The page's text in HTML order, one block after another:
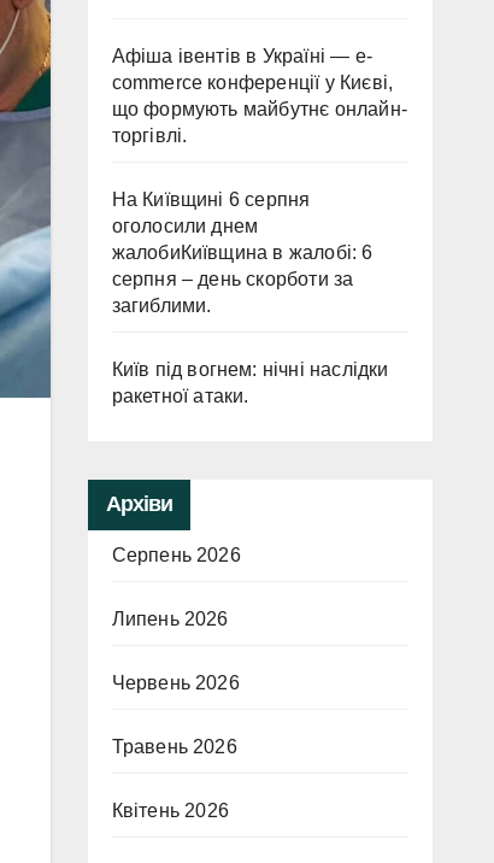
Афіша івентів в Україні — e-
commerce конференції у Києві,
що формують майбутнє онлайн-
торгівлі.
На Київщині 6 серпня
оголосили днем
жалобиКиївщина в жалобі: 6
серпня – день скорботи за
загиблими.
Київ під вогнем: нічні наслідки
ракетної атаки.
Архіви
Серпень 2026
Липень 2026
Червень 2026
Травень 2026
Квітень 2026